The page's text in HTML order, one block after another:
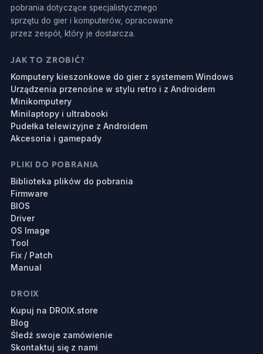
pobrania dotyczące specjalistycznego
sprzętu do gier i komputerów, opracowane
przez zespół, który je dostarcza.
JAK TO ZROBIĆ?
Komputery kieszonkowe do gier z systemem Windows
Urządzenia przenośne w stylu retro i z Androidem
Minikomputery
Minilaptopy i ultrabooki
Pudełka telewizyjne z Androidem
Akcesoria i gamepady
PLIKI DO POBRANIA
Biblioteka plików do pobrania
Firmware
BIOS
Driver
OS Image
Tool
Fix / Patch
Manual
DROIX
Kupuj na DROIX.store
Blog
Śledź swoje zamówienie
Skontaktuj się z nami